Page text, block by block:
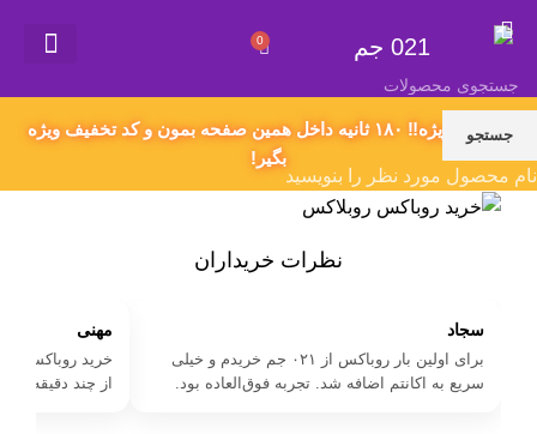
021 جم 0
پیشنهاد ویژه‼️ ۱۸۰ ثانیه داخل همین صفحه بمون و کد تخفیف ویژه
بگیر!
نظرات خریداران
سجاد
برای اولین بار روباکس از ۰۲۱ جم خریدم و خیلی
سریع به اکانتم اضافه شد. تجربه فوق‌العاده بود.
مهنی
خرید روباکس
از چند دقیقه
جستجو
نام محصول مورد نظر را بنویسید